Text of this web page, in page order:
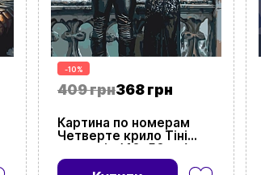
-10%
409 грн368 грн
Картина по номерам
Четверте крило Тіні
драконів (40х50 см)